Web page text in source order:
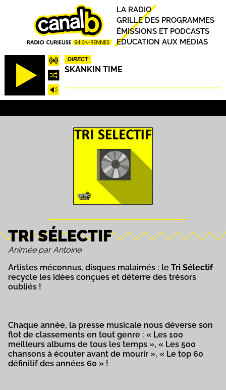
DIRECT
SKANKIN TIME
Principal
LA RADIO
GRILLE DES PROGRAMMES
ÉMISSIONS ET PODCASTS
EDUCATION AUX MÉDIAS
TRI SÉLECTIF
Animée par Antoine
Artistes méconnus, disques malaimés : le Tri Sélectif
recycle les idées conçues et déterre des trésors
oubliés !
Chaque année, la presse musicale nous déverse son
flot de classements en tout genre : « Les 100
meilleurs albums de tous les temps », « Les 500
chansons à écouter avant de mourir », « Le top 60
définitif des années 60 » !